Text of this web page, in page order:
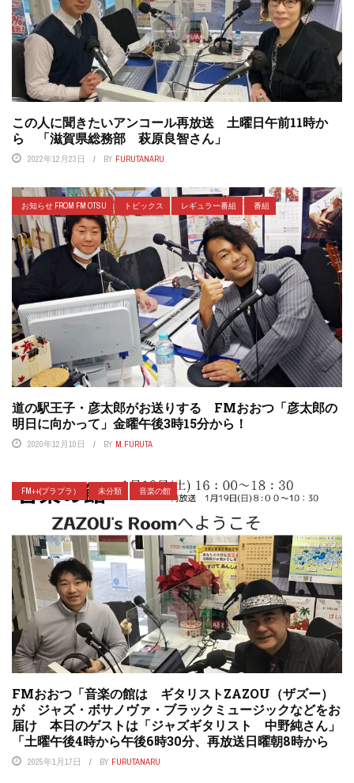
この人に聞きたいアンコール再放送 土曜日午前11時か
ら 「滋賀県総務部 萩原良智さん」
2022年12月23日 BY FURUTANARU
お知らせ FROM FM OTSU トピックス レギュラー番組 番組
道の駅王子・彦太郎がお送りする FMおおつ「彦太郎の
明日に向かって」金曜午後3時15分から！
2020年12月10日 BY M.FURUTA
FM++(プラプラ） 未分類 音楽の館
FMおおつ「音楽の館は ギタリストZAZOU（ザズー）
が ジャズ・ボサノヴァ・ブラックミュージックなどをお
届け 本日のゲストは「ジャズギタリスト 中野純さん」
「土曜午後4時から午後6時30分、再放送日曜朝8時から
2025年1月17日 BY FURUTANARU